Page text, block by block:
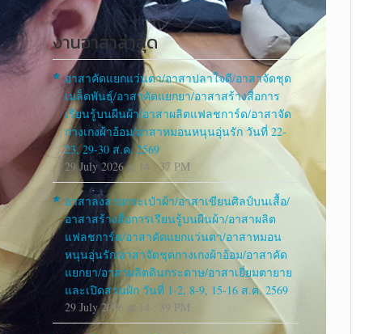
งานอาสาล่าสุด
อาสาคัดแยกแว่นตา/อาสาปลาใจดี/อาสาจัดชุด
เมล็ดพันธุ์/อาสาคัดแยกยา/อาสาสร้างสื่อการ
เรียนรู้บนผืนผ้า/อาสาผลิตแฟลชการ์ด/อาสาจัด
กางเกงผ้าอ้อม/อาสาหมอนหนุนอุ่นรัก วันที่ 22-
23, 29-30 ส.ค. 2569
29 July 2026 at 14 : 37 PM
อาสาลงลายกระเป๋าผ้า/อาสาเขียนศิลป์บนเสื้อ/
อาสาสร้างสื่อการเรียนรู้บนผืนผ้า/อาสาผลิต
แฟลชการ์ด/อาสาคัดแยกแว่นตา/อาสาหมอน
หนุนอุ่นรัก/อาสาจัดชุดกางเกงผ้าอ้อม/อาสาคัด
แยกยา/อาสาผลิตดินกระดาษ/อาสาเยี่ยมตายาย
และเปิดสวนผัก วันที่ 1-2, 8-9, 15-16 ส.ค. 2569
29 July 2026 at 14 : 39 PM